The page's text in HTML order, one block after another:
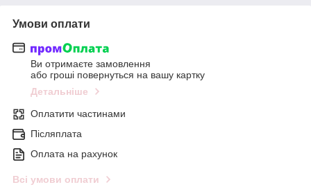
Умови оплати
Ви отримаєте замовлення
або гроші повернуться на вашу картку
Детальніше
Оплатити частинами
Післяплата
Оплата на рахунок
Всі умови оплати